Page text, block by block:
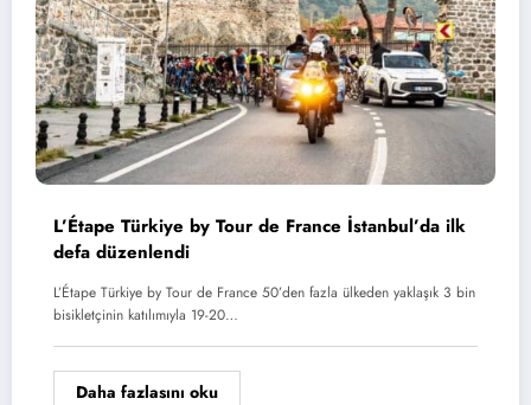
L’Étape Türkiye by Tour de France İstanbul’da ilk
defa düzenlendi
L’Étape Türkiye by Tour de France 50’den fazla ülkeden yaklaşık 3 bin
bisikletçinin katılımıyla 19-20…
Daha fazlasını oku